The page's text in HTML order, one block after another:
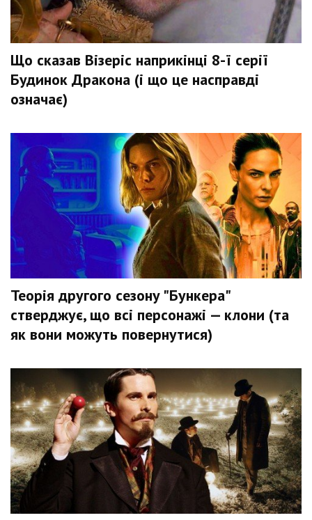
Що сказав Візеріс наприкінці 8-ї серії
Будинок Дракона (і що це насправді
означає)
Теорія другого сезону "Бункера"
стверджує, що всі персонажі — клони (та
як вони можуть повернутися)